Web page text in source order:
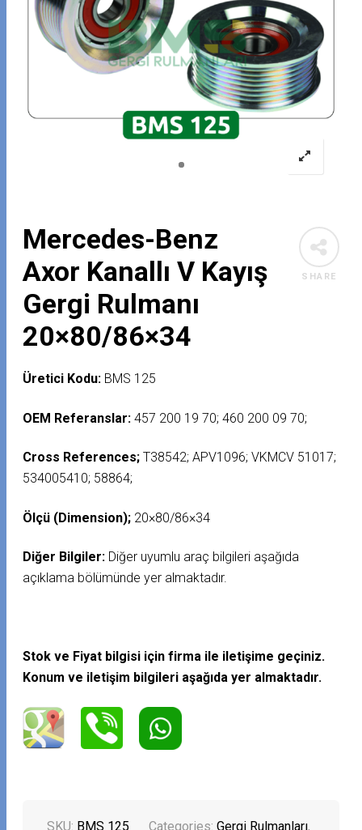
SHARE
Mercedes-Benz
Axor Kanallı V Kayış
Gergi Rulmanı
20×80/86×34
Üretici Kodu: BMS 125
OEM Referanslar: 457 200 19 70; 460 200 09 70;
Cross References; T38542; APV1096; VKMCV 51017;
534005410; 58864;
Ölçü (Dimension); 20×80/86×34
Diğer Bilgiler: Diğer uyumlu araç bilgileri aşağıda
açıklama bölümünde yer almaktadır.
Stok ve Fiyat bilgisi için firma ile iletişime geçiniz.
Konum ve iletişim bilgileri aşağıda yer almaktadır.
SKU: BMS 125 Categories:Gergi Rulmanları,